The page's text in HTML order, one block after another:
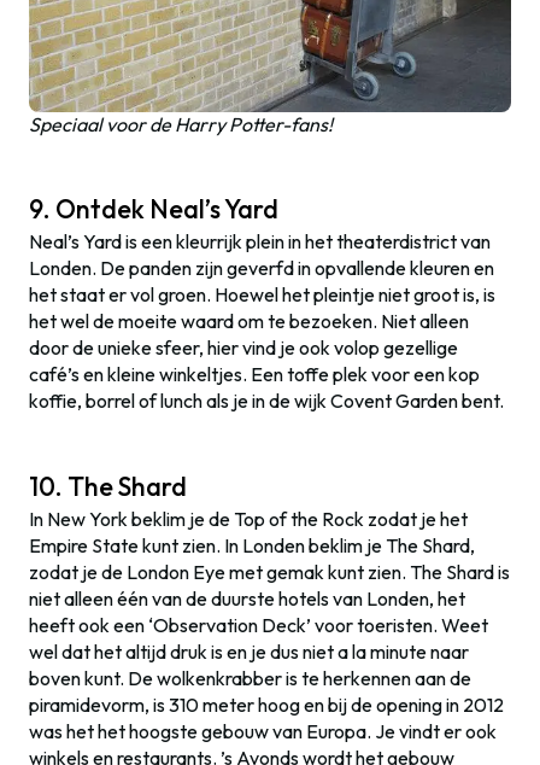
Speciaal voor de Harry Potter-fans!
9. Ontdek Neal’s Yard
Neal’s Yard is een kleurrijk plein in het theaterdistrict van
Londen. De panden zijn geverfd in opvallende kleuren en
het staat er vol groen. Hoewel het pleintje niet groot is, is
het wel de moeite waard om te bezoeken. Niet alleen
door de unieke sfeer, hier vind je ook volop gezellige
café’s en kleine winkeltjes. Een toffe plek voor een kop
koffie, borrel of lunch als je in de wijk Covent Garden bent.
10. The Shard
In New York beklim je de Top of the Rock zodat je het
Empire State kunt zien. In Londen beklim je The Shard,
zodat je de London Eye met gemak kunt zien. The Shard is
niet alleen één van de duurste hotels van Londen, het
heeft ook een ‘Observation Deck’ voor toeristen. Weet
wel dat het altijd druk is en je dus niet a la minute naar
boven kunt. De wolkenkrabber is te herkennen aan de
piramidevorm, is 310 meter hoog en bij de opening in 2012
was het het hoogste gebouw van Europa. Je vindt er ook
winkels en restaurants. ’s Avonds wordt het gebouw